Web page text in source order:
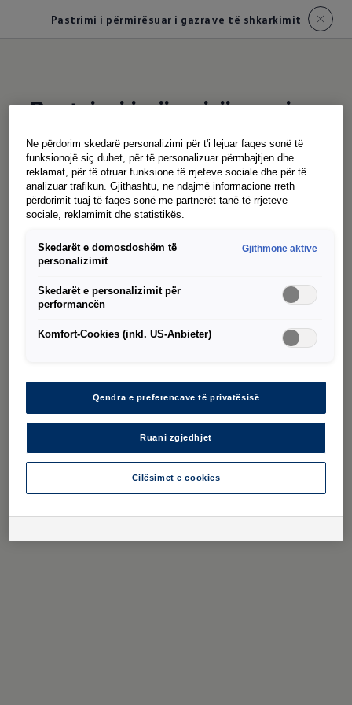
Pastrimi i përmirësuar i gazrave të shkarkimit
Pastrimi i përmirësuar i
gazrave të shkarkimit
Dozimi i dyfishtë redukton ndjeshëm emetimet e
NOx të motorëve TDI në krahasim me modelin e
mëparshëm. Kjo arrihet me injeksion të dyfishtë
drejtues të AdBlue© lart nga dy katalizatorët
veçantë pengesë pas sistemit SCR gjithashtu
parandalon rrëshqitjen e amoniakut të tepërt.
Caddy 5:
Ne përdorim skedarë personalizimi për t'i lejuar faqes sonë të
funksionojë siç duhet, për të personalizuar përmbajtjen dhe
reklamat, për të ofruar funksione të rrjeteve sociale dhe për të
analizuar trafikun. Gjithashtu, ne ndajmë informacione rreth
përdorimit tuaj të faqes sonë me partnerët tanë të rrjeteve
sociale, reklamimit dhe statistikës.
Skedarët e domosdoshëm të
personalizimit
Gjithmonë aktive
Skedarët e personalizimit për
performancën
Komfort-Cookies (inkl. US-Anbieter)
Qendra e preferencave të privatësisë
Ruani zgjedhjet
Cilësimet e cookies